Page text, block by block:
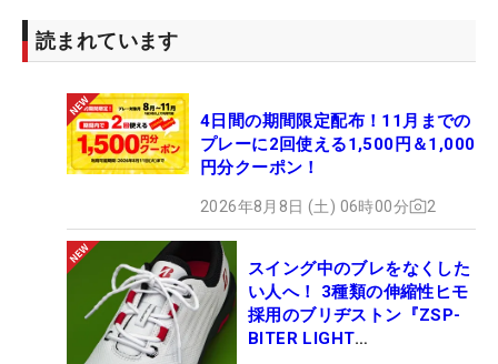
読まれています
4日間の期間限定配布！11月までの
プレーに2回使える1,500円＆1,000
円分クーポン！
2026年8月8日 (土) 06時00分 2
スイング中のブレをなくした
い人へ！ 3種類の伸縮性ヒモ
採用のブリヂストン『ZSP-
BITER LIGHT